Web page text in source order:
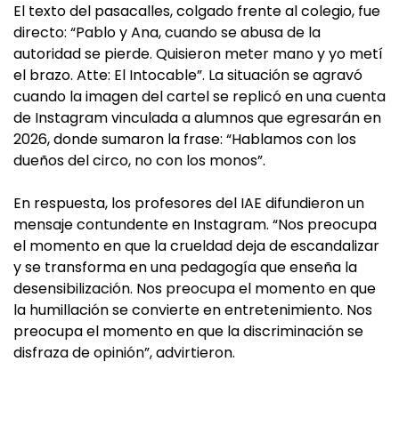
El texto del pasacalles, colgado frente al colegio, fue
directo: “Pablo y Ana, cuando se abusa de la
autoridad se pierde. Quisieron meter mano y yo metí
el brazo. Atte: El Intocable”. La situación se agravó
cuando la imagen del cartel se replicó en una cuenta
de Instagram vinculada a alumnos que egresarán en
2026, donde sumaron la frase: “Hablamos con los
dueños del circo, no con los monos”.
En respuesta, los profesores del IAE difundieron un
mensaje contundente en Instagram. “Nos preocupa
el momento en que la crueldad deja de escandalizar
y se transforma en una pedagogía que enseña la
desensibilización. Nos preocupa el momento en que
la humillación se convierte en entretenimiento. Nos
preocupa el momento en que la discriminación se
disfraza de opinión”, advirtieron.